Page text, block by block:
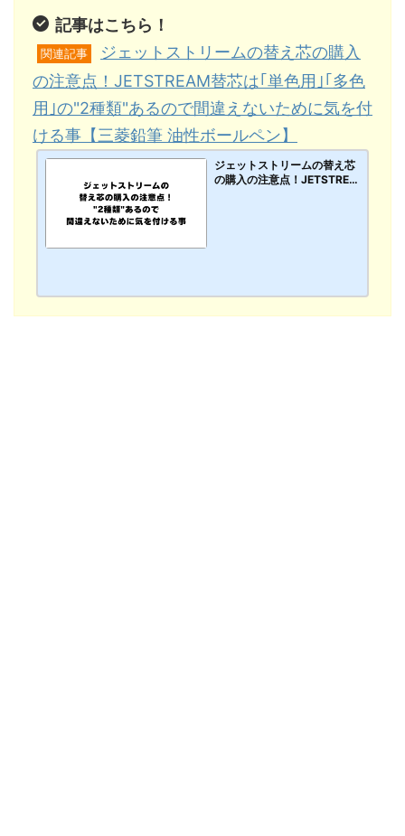
記事はこちら！
関連記事
ジェットストリームの替え芯の購入
の注意点！JETSTREAM替芯は｢単色用｣｢多色
用｣の"2種類"あるので間違えないために気を付
ける事【三菱鉛筆 油性ボールペン】
ジェットストリームの替え芯
の購入の注意点！JETSTREA